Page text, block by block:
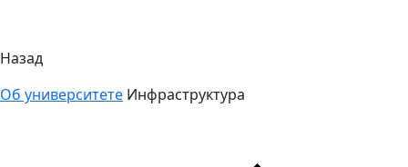
Назад
Об университете Инфраструктура